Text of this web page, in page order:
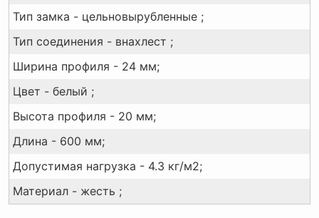
Тип замка - цельновырубленные ;
Тип соединения - внахлест ;
Ширина профиля - 24 мм;
Цвет - белый ;
Высота профиля - 20 мм;
Длина - 600 мм;
Допустимая нагрузка - 4.3 кг/м2;
Материал - жесть ;